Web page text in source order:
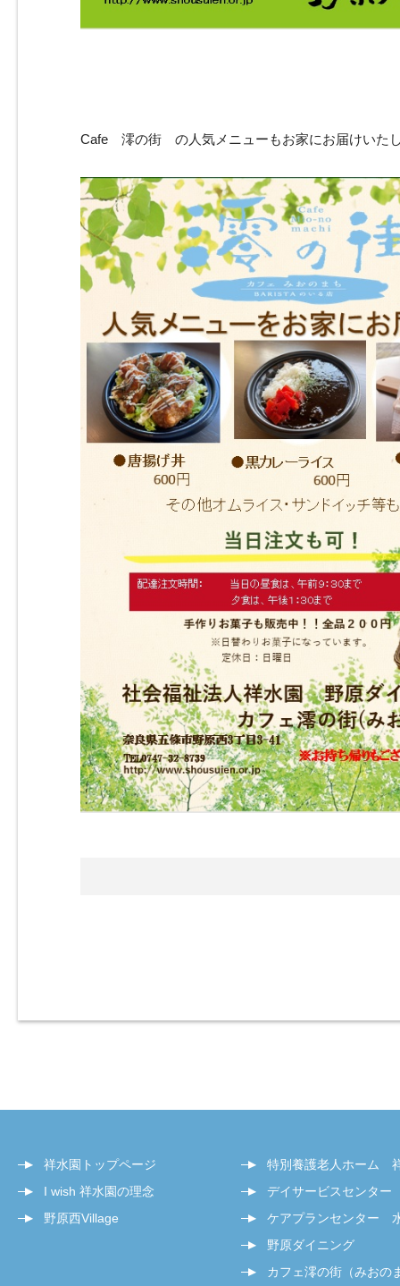
Cafe 澪の街 の人気メニューもお家にお届けいた
祥水園トップページ
I wish 祥水園の理念
野原西Village
特別養護老人ホーム
デイサービスセンタ
ケアプランセンター
野原ダイニング
カフェ澪の街（みおの